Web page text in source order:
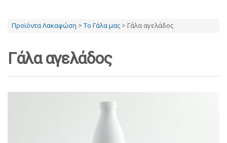
Προϊόντα Λακαφώση > Το Γάλα μας > Γάλα αγελάδος
Γάλα αγελάδος